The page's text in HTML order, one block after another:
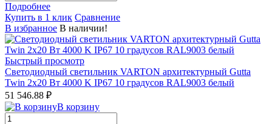
Подробнее
Купить в 1 клик Сравнение
В избранное В наличии!
Быстрый просмотр
Светодиодный светильник VARTON архитектурный Gutta
Twin 2x20 Вт 4000 K IP67 10 градусов RAL9003 белый
51 546.88 ₽
В корзину